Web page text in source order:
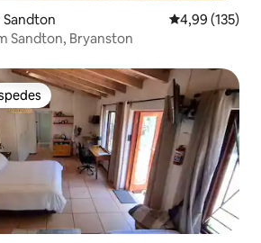
Sandton 4,99 de uma
4,99 (135)
Sandton, Bryanston
dos hóspedes